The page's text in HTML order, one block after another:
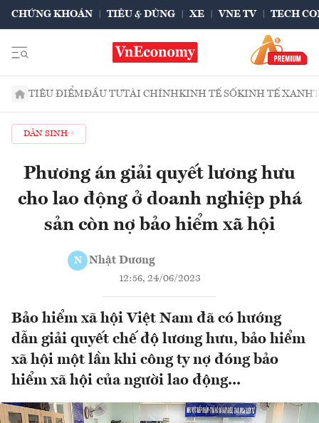
CHỨNG KHOÁN TIÊU & DÙNG XE VNE TV TECH
TIÊU ĐIỂMĐẦU TƯTÀI CHÍNHKINH TẾ SỐKINH TẾ XANH
DÂN SINH
Phương án giải quyết lương hưu
cho lao động ở doanh nghiệp phá
sản còn nợ bảo hiểm xã hội
N Nhật Dương
12:56, 24/06/2023
Bảo hiểm xã hội Việt Nam đã có hướng
dẫn giải quyết chế độ lương hưu, bảo hiểm
xã hội một lần khi công ty nợ đóng bảo
hiểm xã hội của người lao động...